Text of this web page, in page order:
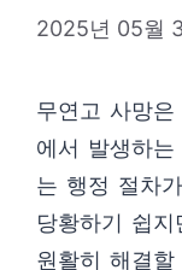
2025년 05월
무연고 사망
에서 발생하
는 행정 절차
당황하기 쉽
원활히 해결